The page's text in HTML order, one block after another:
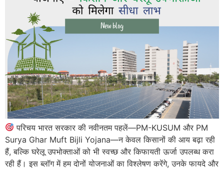
परिचय भारत सरकार की नवीनतम पहलें—PM-KUSUM और PM
Surya Ghar Muft Bijli Yojana—न केवल किसानों की आय बढ़ा रही
हैं, बल्कि घरेलू उपभोक्ताओं को भी स्वच्छ और किफायती ऊर्जा उपलब्ध करा
रही हैं। इस ब्लॉग में हम दोनों योजनाओं का विश्लेषण करेंगे, उनके फायदे और